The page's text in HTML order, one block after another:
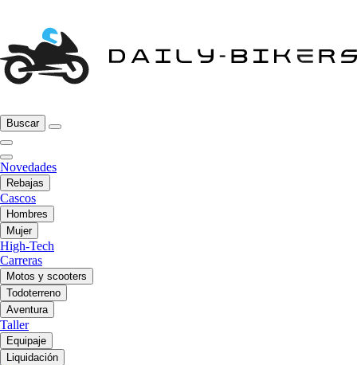
Buscar
Novedades
Rebajas
Cascos
Hombres
Mujer
High-Tech
Carreras
Motos y scooters
Todoterreno
Aventura
Taller
Equipaje
Liquidación